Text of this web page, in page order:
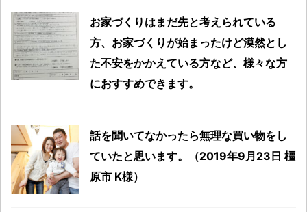
お家づくりはまだ先と考えられている
方、お家づくりが始まったけど漠然とし
た不安をかかえている方など、様々な方
におすすめできます。
話を聞いてなかったら無理な買い物をし
ていたと思います。（2019年9月23日 橿
原市 K様）